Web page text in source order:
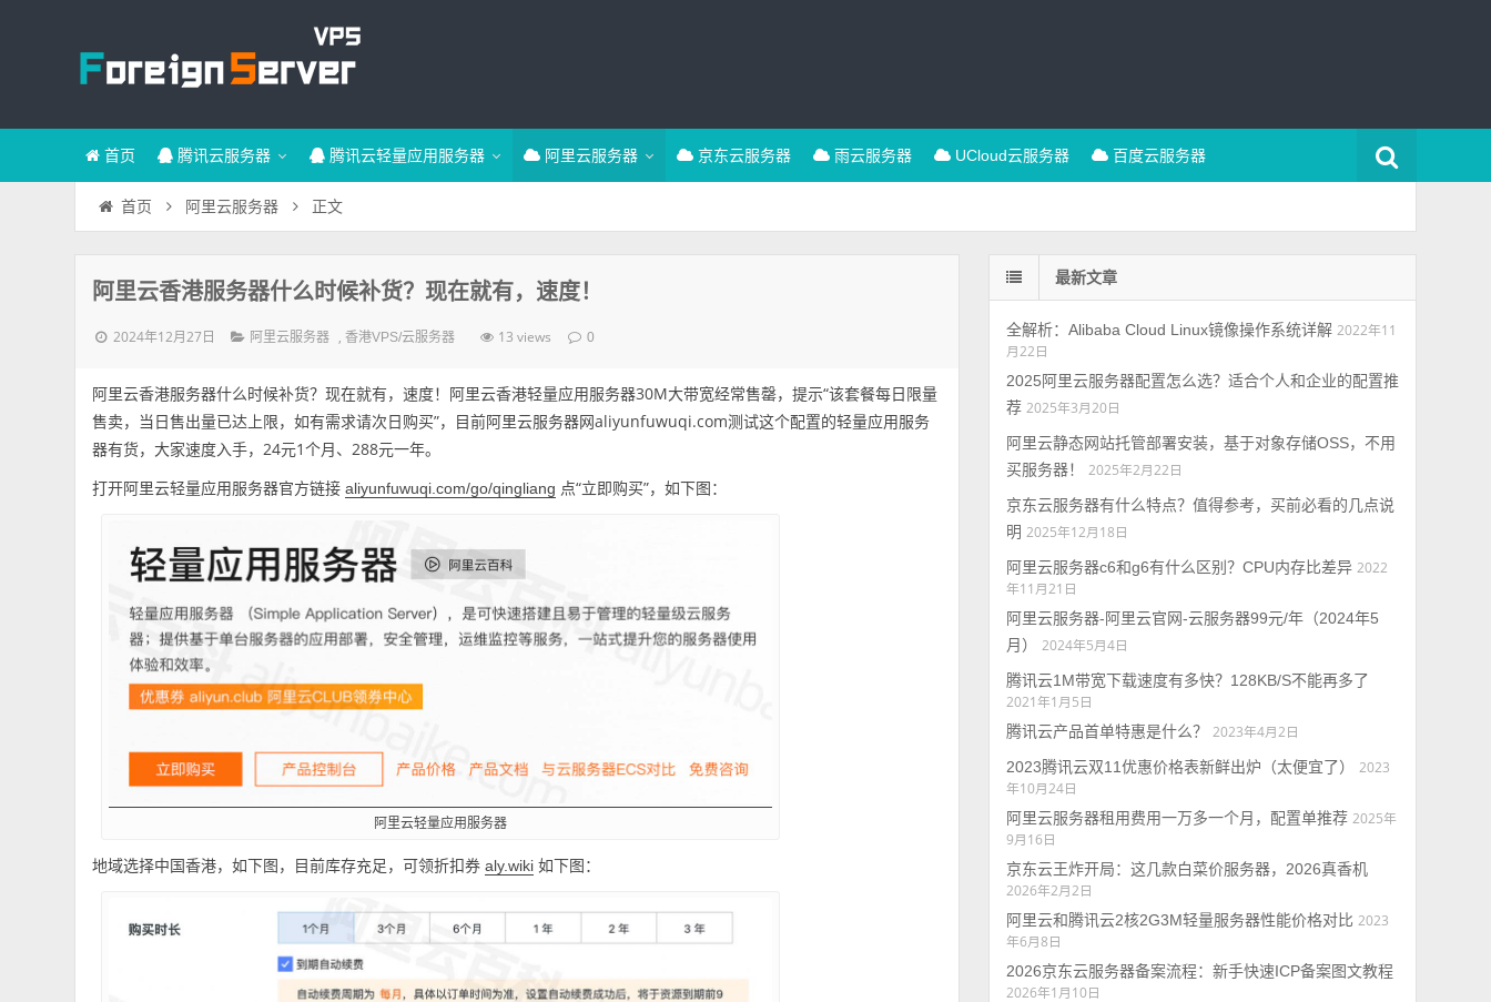
首页 腾讯云服务器 腾讯云轻量应用服务器 阿里云服务器 京东云服务器 雨云服务器 UCloud云服务器 百度云服务器
首页 阿里云服务器 正文
阿里云香港服务器什么时候补货？现在就有，速度！
2024年12月27日 阿里云服务器 ,香港VPS/云服务器 13 views 0
阿里云香港服务器什么时候补货？现在就有，速度！阿里云香港轻量应用服务器30M大带宽经常售罄，提示“该套餐每日限量
售卖，当日售出量已达上限，如有需求请次日购买”，目前阿里云服务器网aliyunfuwuqi.com测试这个配置的轻量应用服务
器有货，大家速度入手，24元1个月、288元一年。
打开阿里云轻量应用服务器官方链接aliyunfuwuqi.com/go/qingliang 点“立即购买”，如下图：
阿里云轻量应用服务器
地域选择中国香港，如下图，目前库存充足，可领折扣券aly.wiki 如下图：
最新文章
全解析：Alibaba Cloud Linux镜像操作系统详解 2022年11
月22日
2025阿里云服务器配置怎么选？适合个人和企业的配置推
荐 2025年3月20日
阿里云静态网站托管部署安装，基于对象存储OSS，不用
买服务器！
2025年2月22日
京东云服务器有什么特点？值得参考，买前必看的几点说
明 2025年12月18日
阿里云服务器c6和g6有什么区别？CPU内存比差异 2022
年11月21日
阿里云服务器-阿里云官网-云服务器99元/年（2024年5
月）
2024年5月4日
腾讯云1M带宽下载速度有多快？128KB/S不能再多了
2021年1月5日
腾讯云产品首单特惠是什么？
2023年4月2日
2023腾讯云双11优惠价格表新鲜出炉（太便宜了）
2023
年10月24日
阿里云服务器租用费用一万多一个月，配置单推荐 2025年
9月16日
京东云王炸开局：这几款白菜价服务器，2026真香机
2026年2月2日
阿里云和腾讯云2核2G3M轻量服务器性能价格对比 2023
年6月8日
2026京东云服务器备案流程：新手快速ICP备案图文教程
2026年1月10日